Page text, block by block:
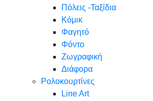
Πόλεις -Ταξίδια
Κόμικ
Φαγητό
Φόντο
Ζωγραφική
Διάφορα
Ρολοκουρτίνες
Line Art